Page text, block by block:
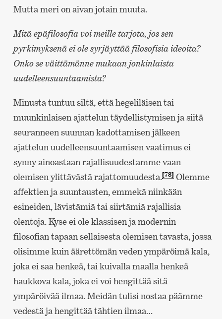
Mutta meri on aivan jotain muuta.
Mitä epäfilosofia voi meille tarjota, jos sen
pyrkimyksenä ei ole syrjäyttää filosofisia ideoita?
Onko se väittämänne mukaan jonkinlaista
uudelleensuuntaamista?
Minusta tuntuu siltä, että hegeliläisen tai
muunkinlaisen ajattelun täydellistymisen ja siitä
seuranneen suunnan kadottamisen jälkeen
ajattelun uudelleensuuntaamisen vaatimus ei
synny ainoastaan rajallisuudestamme vaan
olemisen ylittävästä rajattomuudesta.[78]Olemme
affektien ja suuntausten, emmekä niinkään
esineiden, lävistämiä tai siirtämiä rajallisia
olentoja. Kyse ei ole klassisen ja modernin
filosofian tapaan sellaisesta olemisen tavasta, jossa
olisimme kuin äärettömän veden ympäröimä kala,
joka ei saa henkeä, tai kuivalla maalla henkeä
haukkova kala, joka ei voi hengittää sitä
ympäröivää ilmaa. Meidän tulisi nostaa päämme
vedestä ja hengittää tähtien ilmaa…